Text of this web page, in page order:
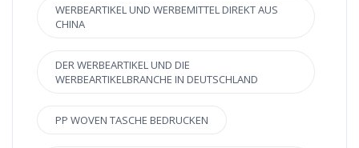
WERBEARTIKEL UND WERBEMITTEL DIREKT AUS
CHINA
DER WERBEARTIKEL UND DIE
WERBEARTIKELBRANCHE IN DEUTSCHLAND
PP WOVEN TASCHE BEDRUCKEN